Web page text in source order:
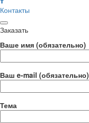
Контакты
Заказать
Ваше имя (обязательно)
Ваш e-mail (обязательно)
Тема